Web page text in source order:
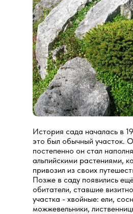
История сада началась в
это был обычный участок.
постепенно он стал
альпийскими растениями,
привозил из своих
Позже в саду появились
обитатели, ставшие
участка - хвойные: ели,
можжевельники,